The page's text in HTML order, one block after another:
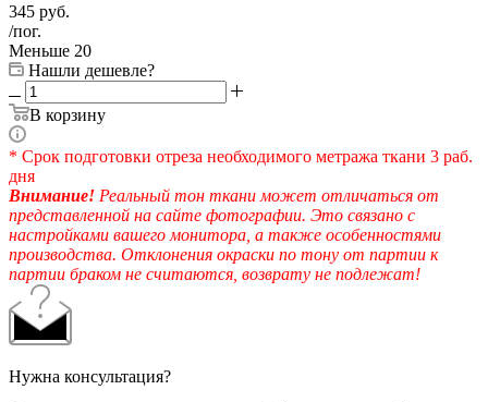
345 руб.
/пог.
Меньше 20
Нашли дешевле?
В корзину
* Срок подготовки отреза необходимого метража ткани 3 раб.
дня
Внимание! Реальный тон ткани может отличаться от
представленной на сайте фотографии. Это связано с
настройками вашего монитора, а также особенностями
производства. Отклонения окраски по тону от партии к
партии браком не считаются, возврату не подлежат!
Нужна консультация?